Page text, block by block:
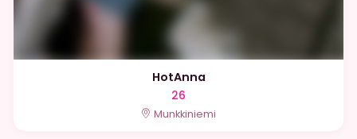
HotAnna
26
Munkkiniemi